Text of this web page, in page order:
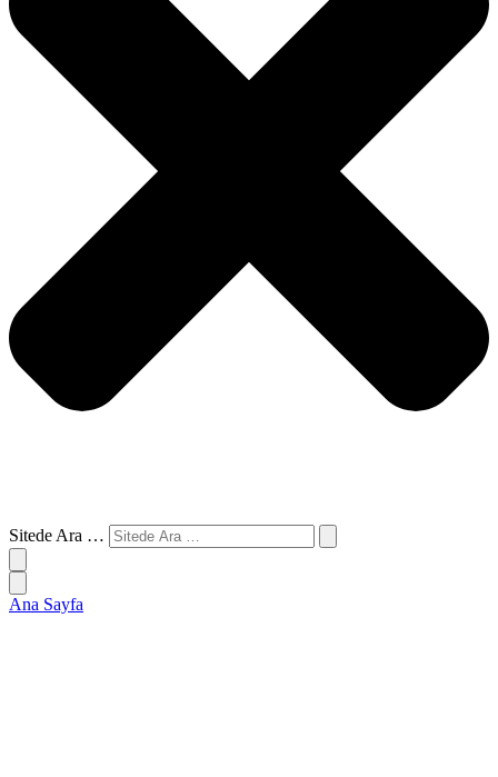
Sitede Ara …
Ana Sayfa